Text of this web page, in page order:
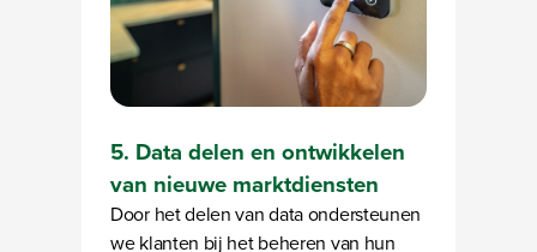
5. Data delen en ontwikkelen
van nieuwe marktdiensten
Door het delen van data ondersteunen
we klanten bij het beheren van hun